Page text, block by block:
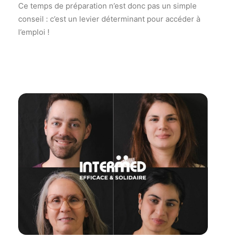
Ce temps de préparation n’est donc pas un simple
conseil : c’est un levier déterminant pour accéder à
l’emploi !